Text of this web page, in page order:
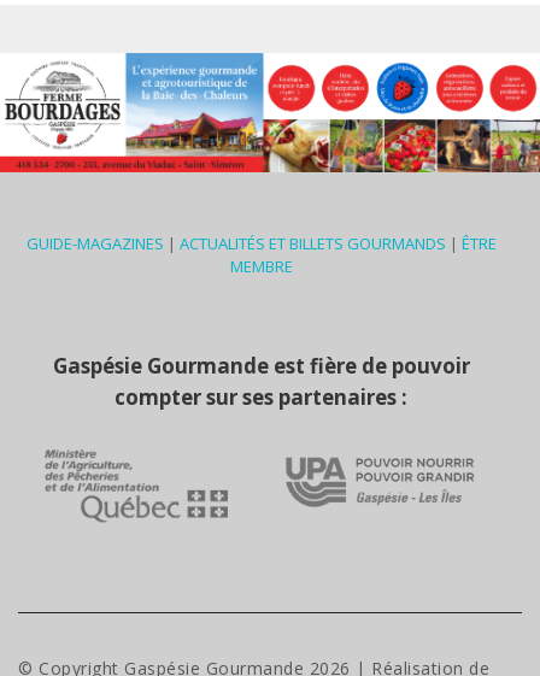
GUIDE-MAGAZINES | ACTUALITÉS ET BILLETS GOURMANDS | ÊTRE
MEMBRE
Gaspésie Gourmande est fière de pouvoir
compter sur ses partenaires :
© Copyright Gaspésie Gourmande 2026 | Réalisation de